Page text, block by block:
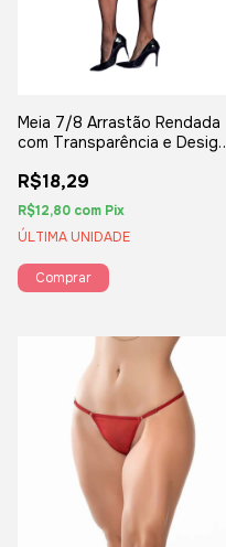
Meia 7/8 Arrastão Rendada
com Transparência e Design
R$18,29
R$12,80 com Pix
ÚLTIMA UNIDADE